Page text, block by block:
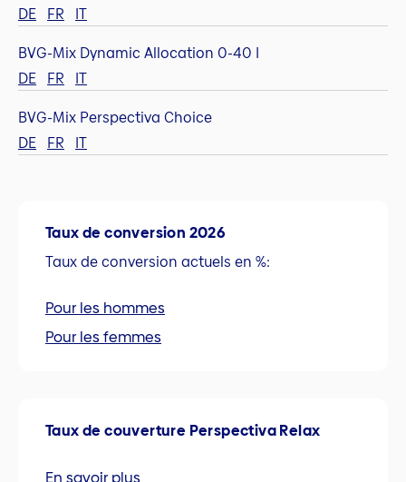
DE FR
IT
BVG-Mix Dynamic Allocation 0-40 I
DE FR
IT
BVG-Mix Perspectiva Choice
DE FR IT
Taux de conversion 2026
Taux de conversion actuels en %:
Pour les hommes
Pour les femmes
Taux de couverture Perspectiva Relax
En savoir plus